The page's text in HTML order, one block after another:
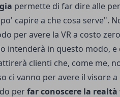
permette di far dire alle
capire a che cosa serve".
per avere la VR a costo
intenderà in questo modo, e
clienti che, come me,
ci vanno per avere il visore
perfar conoscere la